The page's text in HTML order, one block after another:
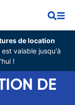
de location
valable jusqu'à
!
DE